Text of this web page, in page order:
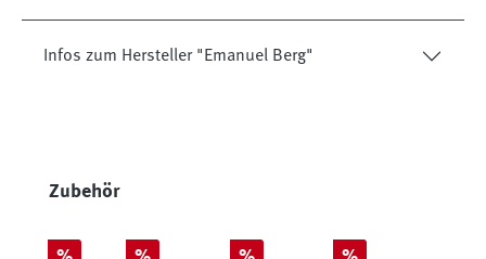
Infos zum Hersteller "Emanuel Berg"
Produktgalerie überspringen
Zubehör